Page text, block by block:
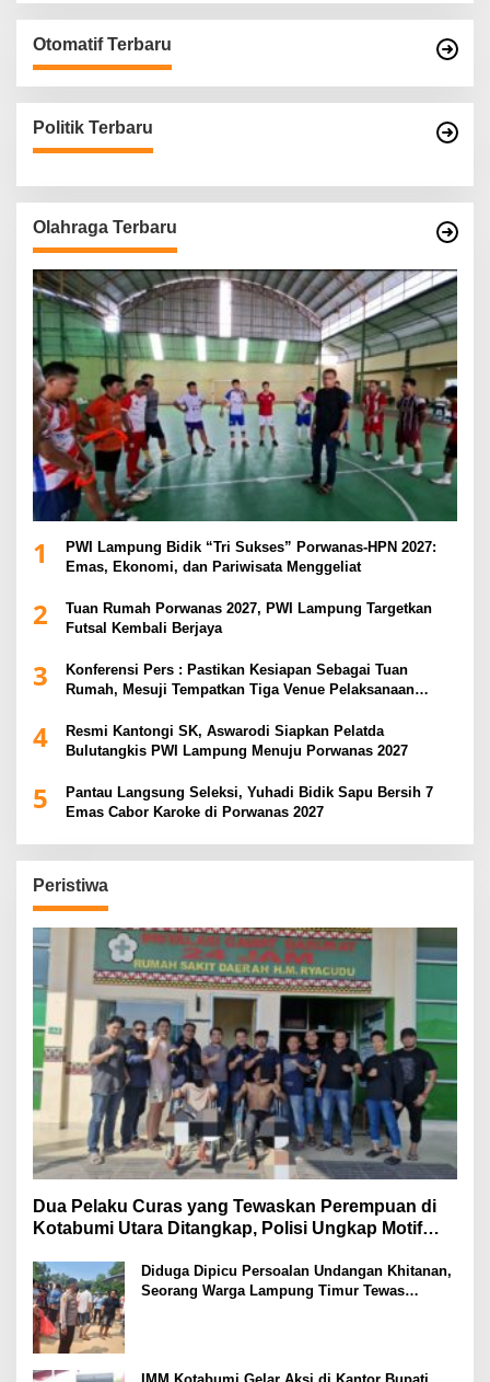
Otomatif Terbaru
Politik Terbaru
Olahraga Terbaru
1
PWI Lampung Bidik “Tri Sukses” Porwanas-HPN 2027:
Emas, Ekonomi, dan Pariwisata Menggeliat
2
Tuan Rumah Porwanas 2027, PWI Lampung Targetkan
Futsal Kembali Berjaya
3
Konferensi Pers : Pastikan Kesiapan Sebagai Tuan
Rumah, Mesuji Tempatkan Tiga Venue Pelaksanaan
4
Resmi Kantongi SK, Aswarodi Siapkan Pelatda
Bulutangkis PWI Lampung Menuju Porwanas 2027
5
Pantau Langsung Seleksi, Yuhadi Bidik Sapu Bersih 7
Emas Cabor Karoke di Porwanas 2027
Peristiwa
Dua Pelaku Curas yang Tewaskan Perempuan di
Kotabumi Utara Ditangkap, Polisi Ungkap Motif
Diduga Dipicu Persoalan Undangan Khitanan,
Seorang Warga Lampung Timur Tewas